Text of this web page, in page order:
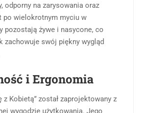
odporny na zarysowania oraz
po wielokrotnym myciu w
pozostają żywe i nasycone, co
zachowuje swój piękny wygląd
i Ergonomia
z Kobietą” został zaprojektowany z
wygodzie użytkowania. Jego